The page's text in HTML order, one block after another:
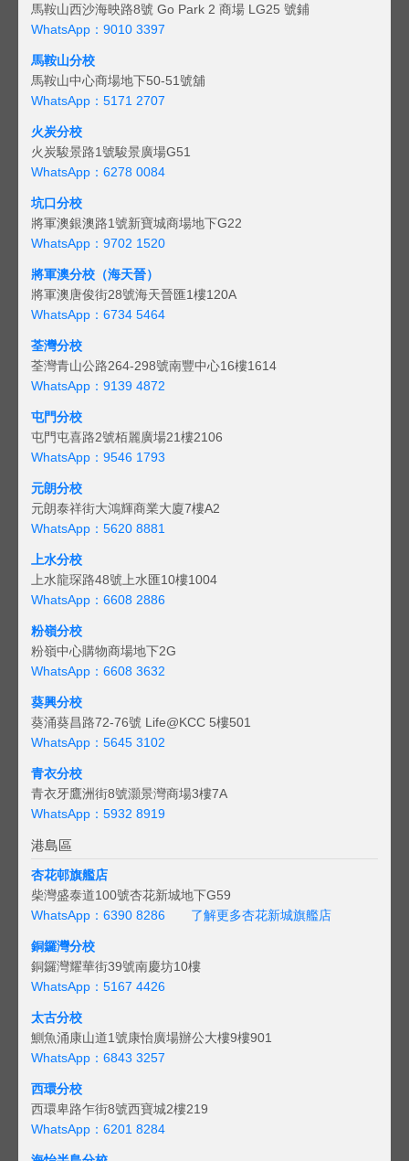
馬鞍山西沙海映路8號 Go Park 2 商場 LG25 號鋪
WhatsApp：9010 3397
馬鞍山分校
馬鞍山中心商場地下50-51號舖
WhatsApp：5171 2707
火炭分校
火炭駿景路1號駿景廣場G51
WhatsApp：6278 0084
坑口分校
將軍澳銀澳路1號新寶城商場地下G22
WhatsApp：9702 1520
將軍澳分校（海天晉）
將軍澳唐俊街28號海天晉匯1樓120A
WhatsApp：6734 5464
荃灣分校
荃灣青山公路264-298號南豐中心16樓1614
WhatsApp：9139 4872
屯門分校
屯門屯喜路2號栢麗廣場21樓2106
WhatsApp：9546 1793
元朗分校
元朗泰祥街大鴻輝商業大廈7樓A2
WhatsApp：5620 8881
上水分校
上水龍琛路48號上水匯10樓1004
WhatsApp：6608 2886
粉嶺分校
粉嶺中心購物商場地下2G
WhatsApp：6608 3632
葵興分校
葵涌葵昌路72-76號 Life@KCC 5樓501
WhatsApp：5645 3102
青衣分校
青衣牙鷹洲街8號灝景灣商場3樓7A
WhatsApp：5932 8919
港島區
杏花邨旗艦店
柴灣盛泰道100號杏花新城地下G59
WhatsApp：6390 8286
了解更多杏花新城旗艦店
銅鑼灣分校
銅鑼灣耀華街39號南慶坊10樓
WhatsApp：5167 4426
太古分校
鰂魚涌康山道1號康怡廣場辦公大樓9樓901
WhatsApp：6843 3257
西環分校
西環卑路乍街8號西寶城2樓219
WhatsApp：6201 8284